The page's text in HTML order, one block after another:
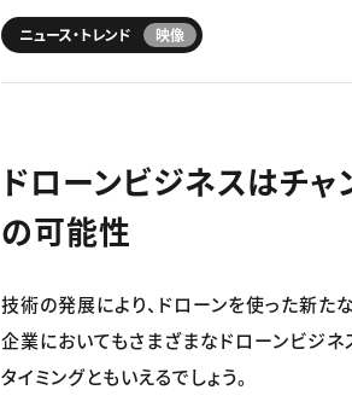
ニュース・トレンド 映像
ドローンビジネスはチ
の可能性
技術の発展により、ドローンを使った新た
企業においてもさまざまなドローンビジ
タイミングともいえるでしょう。